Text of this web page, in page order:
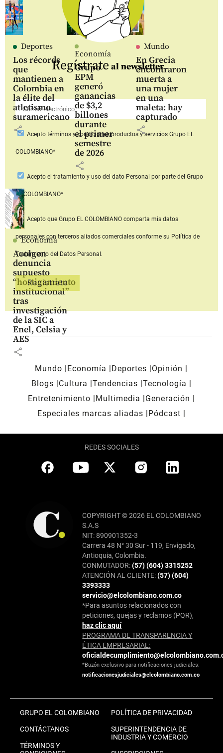
Deportes
Los récords
que
mantienen a
Colombia en
la élite del
atletismo
suramericano
share
Economía
Grupo
EPM
generó
ganancias
de $3,2
billones
durante
el primer
semestre
de 2026
share
Mundo
En Grecia
encontraron
muerta a
una mujer
en una
maleta: hay
capturado
share
Economía
Acolgen
denuncia
supuesto
“hostigamiento
institucional”
tras
investigación
de la SIC a
Enel, Celsia y
AES
share
Regístrate al newsletter
Aceptotérminos y condiciones productos y serviciosGrupo EL
COLOMBIANO*
Acepto el tratamiento y uso del dato Personal por parte del Grupo
EL COLOMBIANO*
Acepto que Grupo EL COLOMBIANOcomparta mis datos
personales con terceros aliados comerciales conforme su Política de
Tratamiento del Datos Personal.
Mundo Economía Deportes
Opinión
Blogs
Cultura Tendencias Tecnología
Entretenimiento
Multimedia
Generación
Especiales marcas aliadas
Pódcast
REDES SOCIALES
COPYRIGHT © 2026 EL COLOMBIANO
S.A.S
NIT: 890901352-3
Carrera 48 N° 30 Sur - 119, Envigado,
Antioquia, Colombia.
CONMUTADOR:(57) (604) 3315252
ATENCIÓN AL CLIENTE:(57) (604)
3393333
servicio@elcolombiano.com.co
*Para asuntos relacionados con
peticiones, quejas y reclamos (PQR),
haz clic aquí
PROGRAMA DE TRANSPARENCIA Y
ÉTICA EMPRESARIAL:
*Buzón exclusivo para notificaciones judiciales:
notificacionesjudiciales@elcolombiano.com.co
GRUPO EL COLOMBIANO
CONTÁCTANOS
TÉRMINOS Y
POLÍTICA DE PRIVACIDAD
SUPERINTENDENCIA DE
INDUSTRIA Y COMERCIO